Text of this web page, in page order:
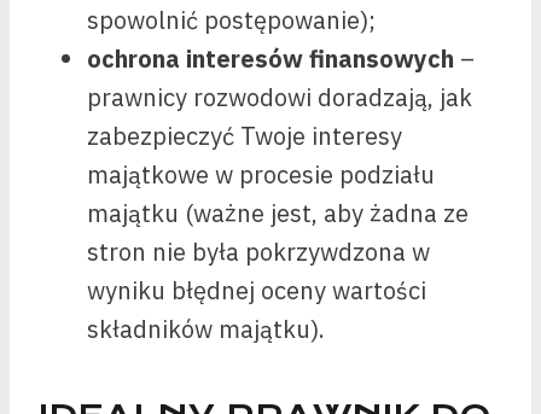
spowolnić postępowanie);
ochrona interesów finansowych –
prawnicy rozwodowi doradzają, jak
zabezpieczyć Twoje interesy
majątkowe w procesie podziału
majątku (ważne jest, aby żadna ze
stron nie była pokrzywdzona w
wyniku błędnej oceny wartości
składników majątku).